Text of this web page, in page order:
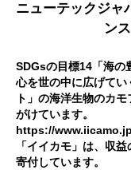
ニューテックジャ
ン
SDGsの目標14「海の
心を世の中に広げてい
ト」の海洋生物のカ
がけています。
https://
「イイカモ」は、収
寄付しています。